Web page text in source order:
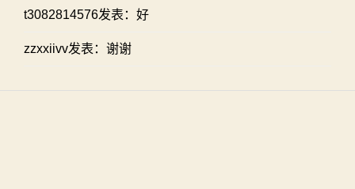
t3082814576发表：好
zzxxiivv发表：谢谢